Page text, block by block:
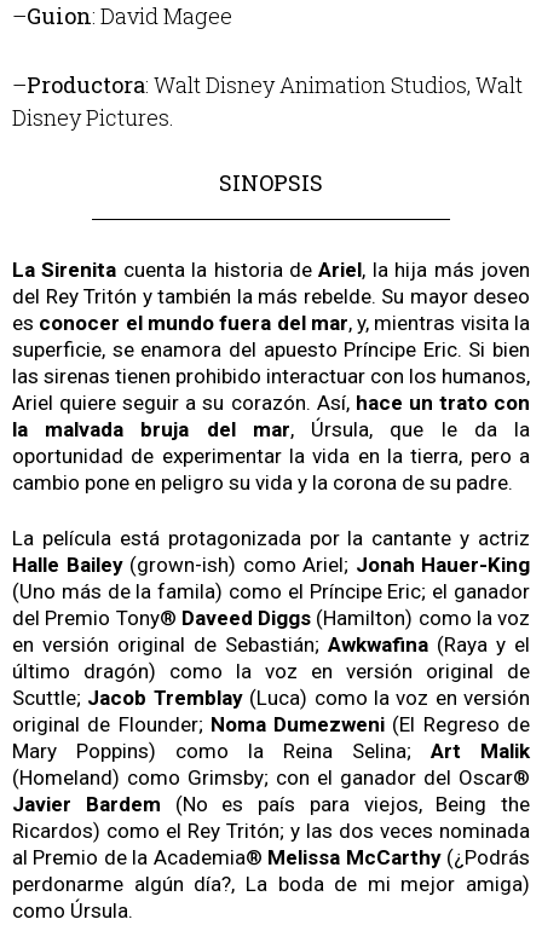
–Guion: David Magee
–Productora: Walt Disney Animation Studios, Walt
Disney Pictures.
SINOPSIS
La Sirenita cuenta la historia deAriel, la hija más joven
del Rey Tritón y también la más rebelde. Su mayor deseo
es conocer el mundo fuera del mar, y, mientras visita la
superficie, se enamora del apuesto Príncipe Eric. Si bien
las sirenas tienen prohibido interactuar con los humanos,
Ariel quiere seguir a su corazón. Así,hace un trato con
la malvada bruja del mar, Úrsula, que le da la
oportunidad de experimentar la vida en la tierra, pero a
cambio pone en peligro su vida y la corona de su padre.
La película está protagonizada por la cantante y actriz
Halle Bailey(grown-ish) como Ariel; Jonah Hauer-King
(Uno más de la famila) como el Príncipe Eric; el ganador
del Premio Tony® Daveed Diggs (Hamilton) como la voz
en versión original de Sebastián; Awkwafina (Raya y el
último dragón) como la voz en versión original de
Scuttle; Jacob Tremblay(Luca) como la voz en versión
original de Flounder; Noma Dumezweni (El Regreso de
Mary Poppins) como la Reina Selina; Art Malik
(Homeland) como Grimsby; con el ganador del Oscar®
Javier Bardem (No es país para viejos, Being the
Ricardos) como el Rey Tritón; y las dos veces nominada
al Premio de la Academia® Melissa McCarthy(¿Podrás
perdonarme algún día?, La boda de mi mejor amiga)
como Úrsula.